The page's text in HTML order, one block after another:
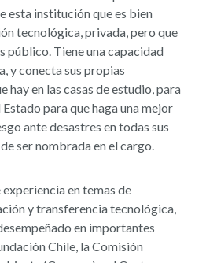
esta institución que es bien
tecnológica, privada, pero que
público. Tiene una capacidad
y conecta sus propias
hay en las casas de estudio, para
para que haga una mejor
ante desastres en todas sus
ser nombrada en el cargo.
en temas de
y transferencia tecnológica,
en importantes
Chile, la Comisión